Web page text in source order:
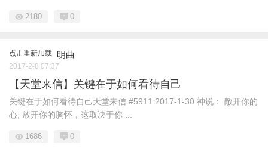
2180 0
点击重新加载 明曲
2017-2-8 07:37
【天堂来信】关键在于如何看待自己
关键在于如何看待自己天堂来信 #5911 2017-1-30 神说： 敞开你的
心, 放开你的胸怀，这取决于你 ...
1686 0